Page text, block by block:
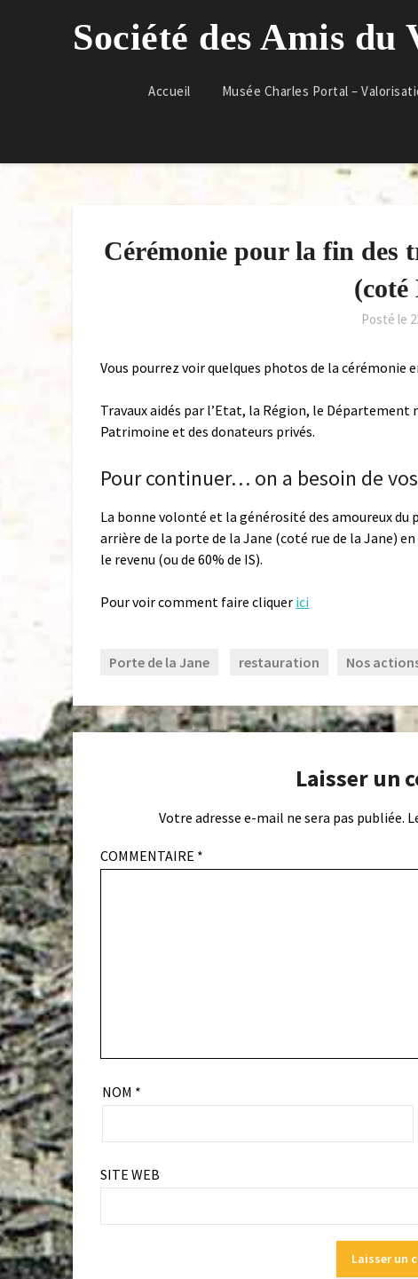
Société des Amis du
Accueil Musée Charles Portal –
Cérémonie pour la fin des
(coté
Posté le
Vous pourrez voir quelques photos de la cérémonie
Travaux aidés par l’Etat, la Région, le Département
Patrimoine et des donateurs privés.
Pour continuer… on a besoin de
La bonne volonté et la générosité des amoureux
arrière de la porte de la Jane (coté rue de la Jane)
le revenu (ou de 60% de IS).
Pour voir comment faire cliquer ici
Porte de la Jane restauration Nos
Laisser un
Votre adresse e-mail ne sera pas publiée.
COMMENTAIRE *
NOM *
SITE WEB